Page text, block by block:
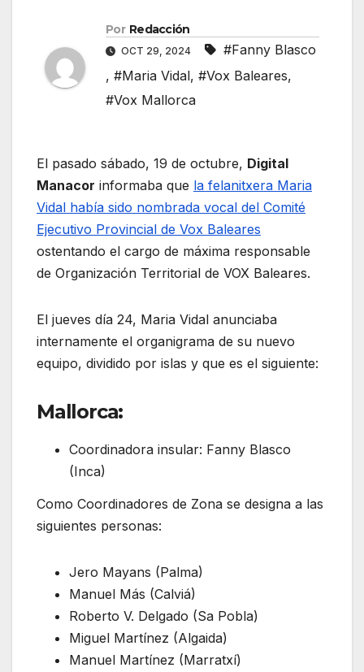
Por Redacción
OCT 29, 2024
#Fanny Blasco
, #Maria Vidal, #Vox Baleares,
#Vox Mallorca
El pasado sábado, 19 de octubre, Digital
Manacor informaba que la felanitxera Maria
Vidal había sido nombrada vocal del Comité
Ejecutivo Provincial de Vox Baleares
ostentando el cargo de máxima responsable
de Organización Territorial de VOX Baleares.
El jueves día 24, Maria Vidal anunciaba
internamente el organigrama de su nuevo
equipo, dividido por islas y que es el siguiente:
Mallorca:
Coordinadora insular: Fanny Blasco
(Inca)
Como Coordinadores de Zona se designa a las
siguientes personas:
Jero Mayans (Palma)
⁠Manuel Más (Calviá)
⁠Roberto V. Delgado (Sa Pobla)
⁠Miguel Martínez (Algaida)
⁠Manuel Martínez (Marratxí)